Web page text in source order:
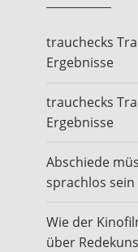
trauchecks
Ergebnisse
trauchecks
Ergebnisse
Abschiede
sprachlos
Wie der
über